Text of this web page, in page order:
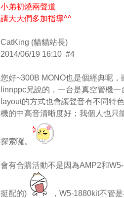
小弟初燒兩聲道
請大大們多加指導^^
CatKing (貓貓站長)
2014/06/19 16:10 #4
您好~300B MONO也是個經典呢
linnppc兄說的，一台是真空管機
layout的方式也會讓聲音有不同特
機的中高音清晰度好；我個人也只
探索囉。
會有合購活動不是因為AMP2和
挺配的) ，W5-1880kit不管